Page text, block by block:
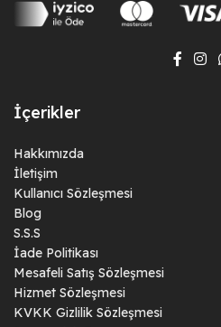
İçerikler
Hakkımızda
İletişim
Kullanıcı Sözleşmesi
Blog
S.S.S
İade Politikası
Mesafeli Satış Sözleşmesi
Hizmet Sözleşmesi
KVKK Gizlilik Sözleşmesi